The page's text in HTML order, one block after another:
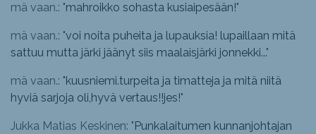
mä vaan.: "mahroikko sohasta kusiaipesään!"
mä vaan.: "voi noita puheita ja lupauksia! lupaillaan mitä
sattuu mutta järki jäänyt siis maalaisjärki jonnekki..."
mä vaan.: "kuusniemi.turpeita ja timatteja ja mitä niitä
hyviä sarjoja oli,hyvä vertaus!!jes!"
Jukka Matias Keskinen: " Punkalaitumen kunnanjohtajan